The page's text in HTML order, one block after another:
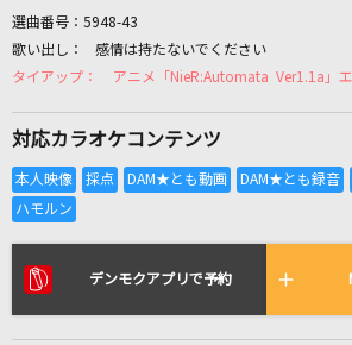
カラオケリクエスト
ハルノヒ(クレヨンしんちゃんアニ
選曲番号： 5948-43
感情は持たないでください
アニメ「NieR:Automata Ver1.1a」
対応カラオケコンテンツ
デンモクアプリで予約